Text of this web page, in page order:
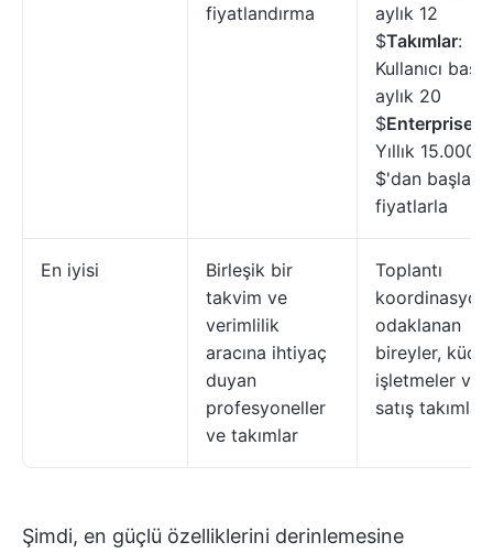
fiyatlandırma
aylık 12
$Takımlar:
Kullanıcı
aylık 20
$Enterprise
Yıllık 15.000
$'dan
fiyatlarla
En iyisi
Birleşik bir
takvim ve
verimlilik
aracına ihtiyaç
duyan
profesyoneller
ve takımlar
Toplantı
odaklanan
bireyler,
işletmeler ve
satış takımları
Şimdi, en güçlü özelliklerini derinlemesine